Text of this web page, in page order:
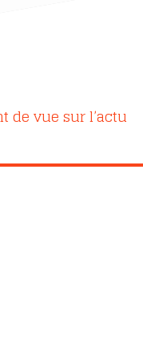
de vue sur l’actu